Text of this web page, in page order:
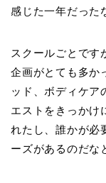
感じた一年だった
スクールごとです
企画がとても多か
ッド、ボディケア
エストをきっかけ
れたし、誰かが必
ーズがあるのだな